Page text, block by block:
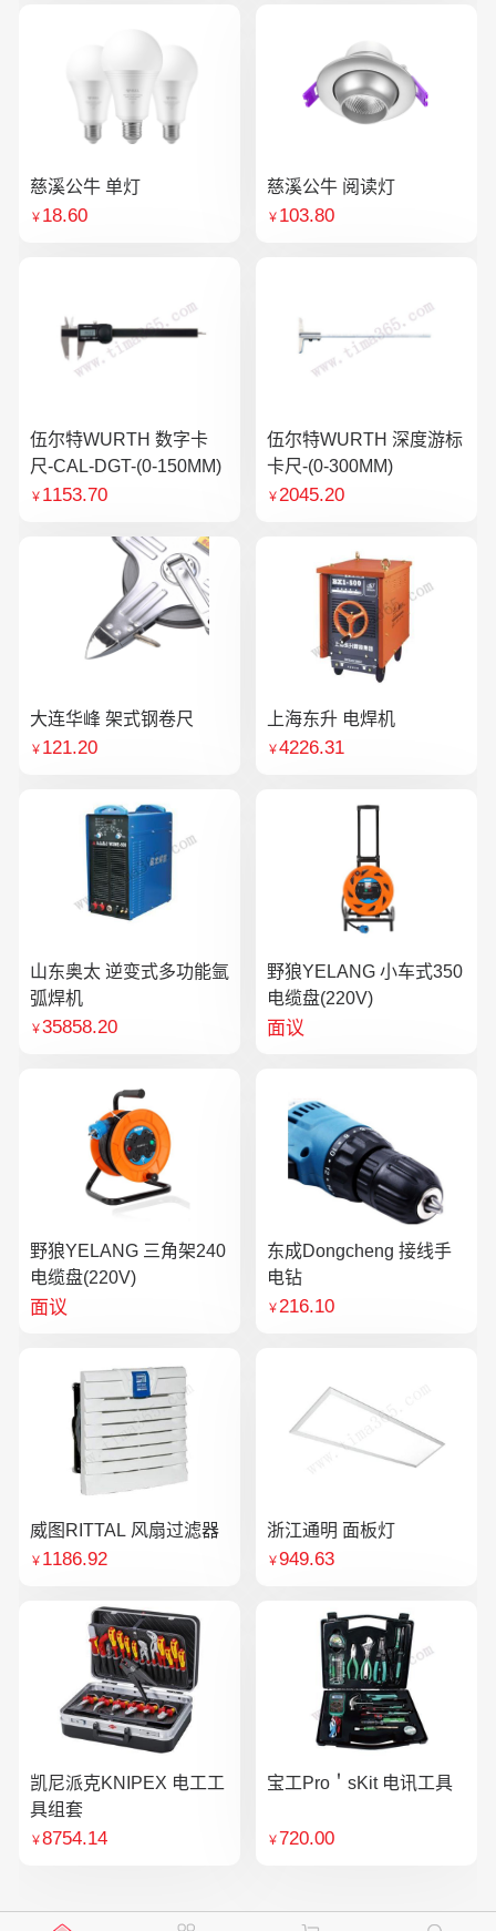
慈溪公牛 单灯
￥ 18.60
慈溪公牛 阅读灯
￥ 103.80
伍尔特WURTH 数字卡
尺-CAL-DGT-(0-150MM)
￥ 1153.70
伍尔特WURTH 深度游标
卡尺-(0-300MM)
￥2045.20
大连华峰 架式钢卷尺
￥ 121.20
上海东升 电焊机
￥4226.31
山东奥太 逆变式多功能氩
弧焊机
￥35858.20
野狼YELANG 小车式350
电缆盘(220V)
面议
野狼YELANG 三角架240
电缆盘(220V)
面议
东成Dongcheng 接线手
电钻
￥216.10
威图RITTAL 风扇过滤器
￥ 1186.92
浙江通明 面板灯
￥949.63
凯尼派克KNIPEX 电工工
具组套
￥8754.14
宝工Pro＇sKit 电讯工具
￥720.00